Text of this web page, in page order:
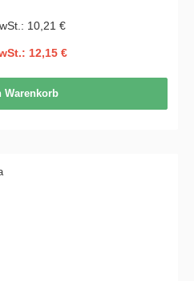
10,21 €
12,15 €
Warenkorb